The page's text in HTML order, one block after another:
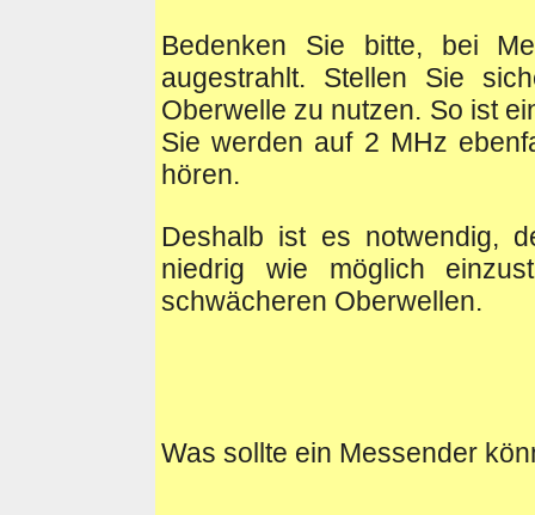
Bedenken Sie bitte, bei
augestrahlt. Stellen Sie
Oberwelle zu nutzen. So ist
Sie werden auf 2 MHz
hören.
Deshalb ist es notwendig,
niedrig wie möglich
schwächeren Oberwellen.
Was sollte ein Messender